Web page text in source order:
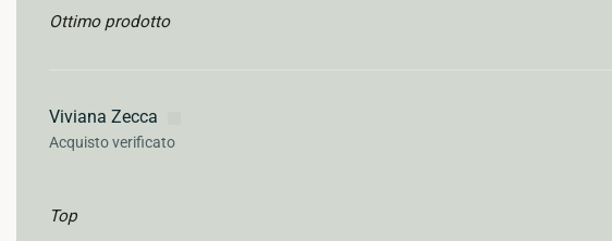
Ottimo prodotto
Viviana Zecca
Acquisto verificato
Top